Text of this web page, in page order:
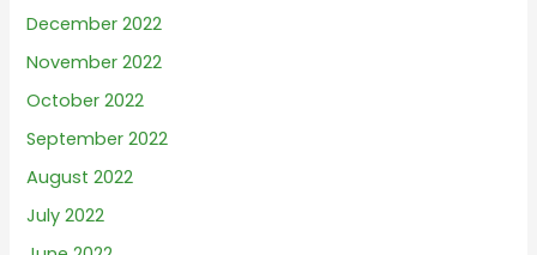
December 2022
November 2022
October 2022
September 2022
August 2022
July 2022